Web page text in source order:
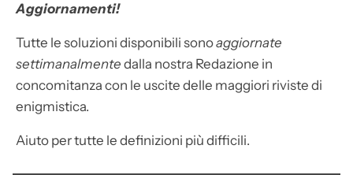
Aggiornamenti!
Tutte le soluzioni disponibili sonoaggiornate
settimanalmente dalla nostra Redazione in
concomitanza con le uscite delle maggiori riviste di
enigmistica.
Aiuto per tutte le definizioni più difficili.